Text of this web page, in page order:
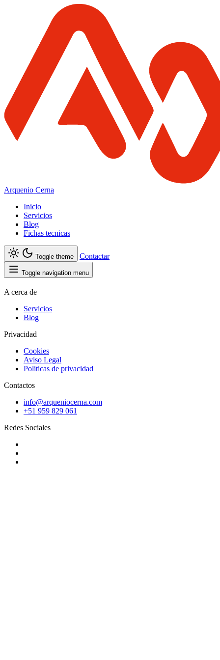
Arquenio Cerna
Inicio
Servicios
Blog
Fichas tecnicas
Toggle theme Contactar
Toggle navigation menu
A cerca de
Servicios
Blog
Privacidad
Cookies
Aviso Legal
Politicas de privacidad
Contactos
info@arqueniocerna.com
+51 959 829 061
Redes Sociales